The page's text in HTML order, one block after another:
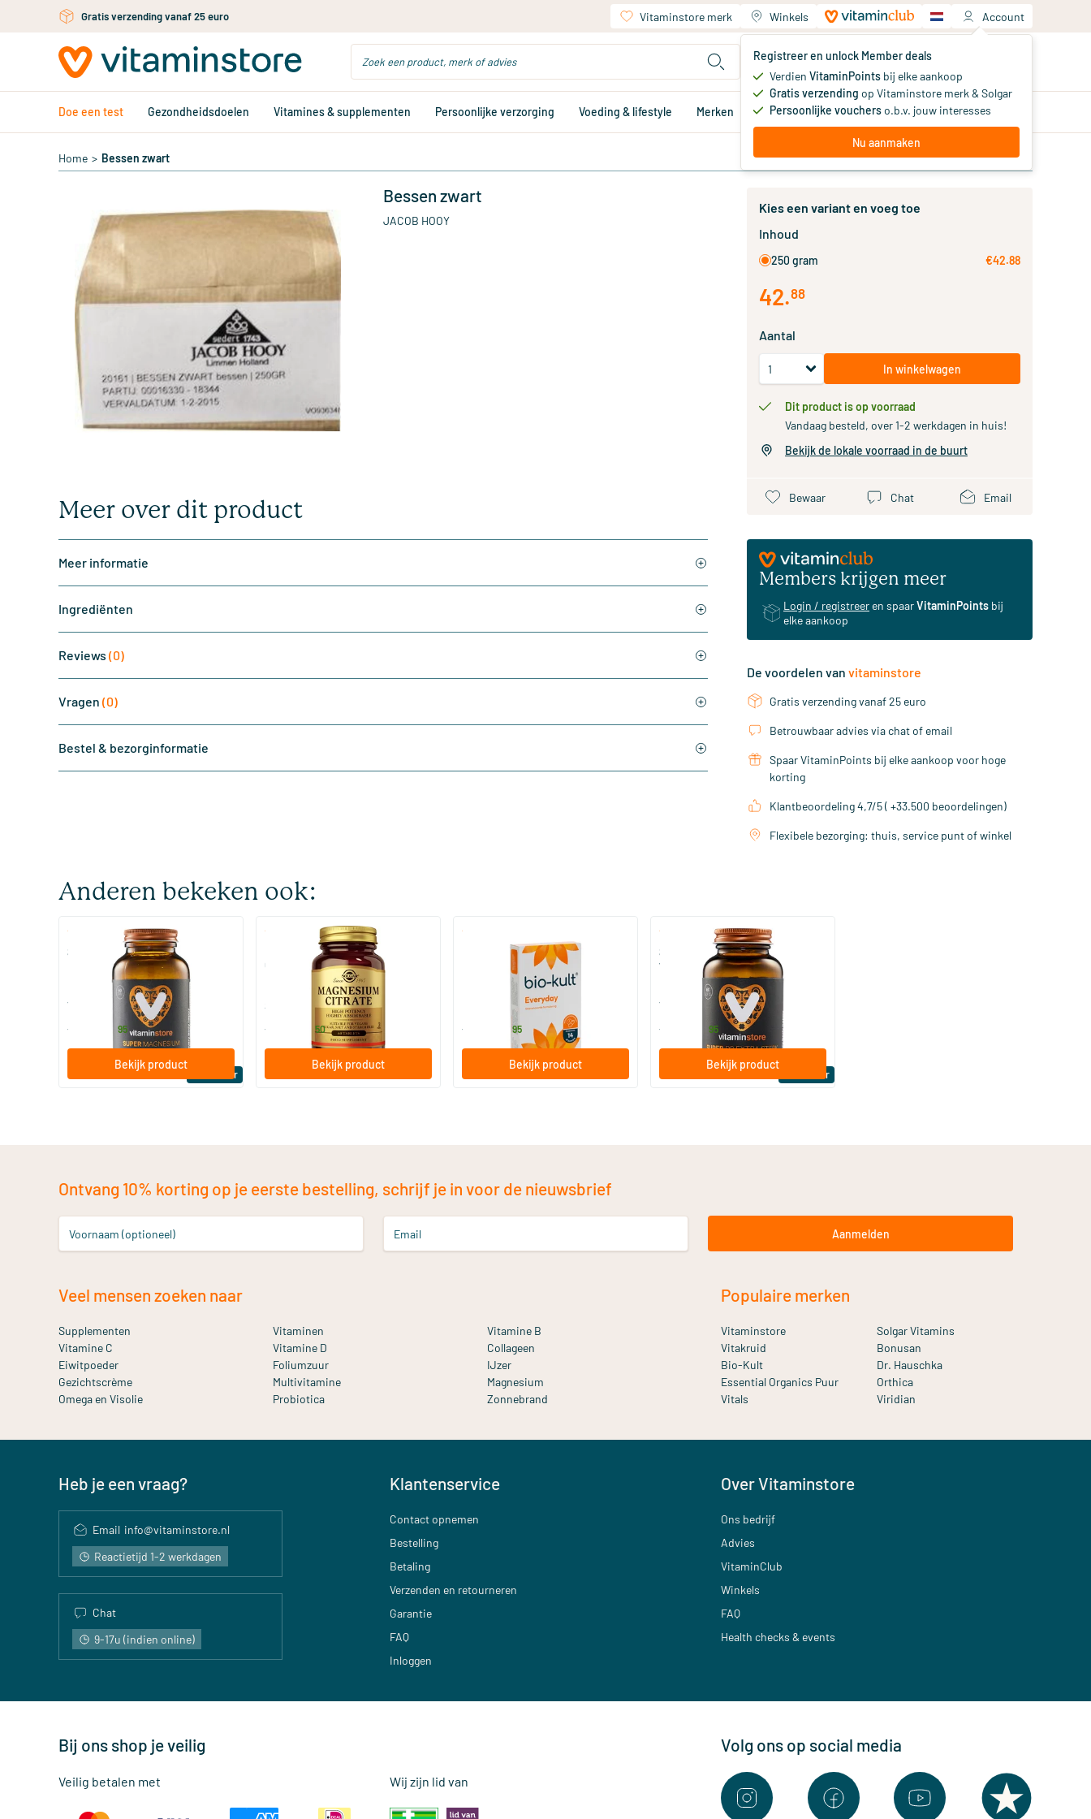
Ga naar de hoofdinhoudGratis verzending vanaf 25 euro Vitaminstore merk Winkels Account
Registreer en unlock Member deals
Verdien VitaminPoints bij elke aankoop
Gratis verzending op Vitaminstore merk & Solgar
Persoonlijke voucherso.b.v. jouw interesses
Nu aanmaken
Jouw winkelwagen
Je hebt nog geen producten
Doe een test Gezondheidsdoelen Vitamines & supplementen Persoonlijke verzorging Voeding & lifestyle Merken Aanbiedingen Memberdeals
Home > Bessen zwart
Bessen zwart
JACOB HOOY
Meer over dit product
Meer informatie
Ingrediënten
Reviews (0)
Vragen (0)
Bestel & bezorginformatie
Kies een variant en voeg toe
Inhoud
250 gram €42.88
42.88
Aantal
In winkelwagen
Dit product is op voorraad
Vandaag besteld, over 1-2 werkdagen in huis!
Bekijk de lokale voorraad in de buurt
Bewaar Chat Email
Members krijgen meer
Login / registreer en spaarVitaminPoints bij
elke aankoop
De voordelen van vitaminstore
Gratis verzending vanaf 25 euro
Betrouwbaar advies via chat of email
Spaar VitaminPoints bij elke aankoop voor hoge
korting
Klantbeoordeling 4,7/5 ( +33.500 beoordelingen)
Flexibele bezorging: thuis, service punt of winkel
Anderen bekeken ook:
Bestseller
(510)
Super Magnesium
60/​120 tabletten
Vitaminstore
vanaf 95
Bekijk product
(287)
Magnesium Citrate (Magnesium
Citraat)
60/​120 tabletten
Solgar Vitamins
vanaf 50
Bekijk product
Bio-Kult Probiotica
30/​60/​120 capsules
vanaf .95
Bekijk product
Bestseller
(158)
Super D3 Extra Sterk 75 mcg
vitamine D
60/​120 softgels
Vitaminstore
vanaf 95
Bekijk product
Ontvang 10% korting op je eerste bestelling, schrijf je in voor de nieuwsbrief
Voornaam (optioneel) Email Aanmelden
Veel mensen zoeken naar
Supplementen Vitaminen
Vitamine B
Vitamine C
Vitamine D
Collageen
Eiwitpoeder
Foliumzuur
IJzer
Gezichtscrème
Multivitamine
Magnesium
Omega en Visolie
Probiotica Zonnebrand
Populaire merken
Vitaminstore
Solgar Vitamins
Vitakruid
Bonusan
Bio-Kult
Dr. Hauschka
Essential Organics Puur
Orthica
Vitals
Viridian
Heb je een vraag?
Email info@vitaminstore.nl
Reactietijd 1-2 werkdagen
Chat
9-17u (indien online)
Klantenservice
Contact opnemen
Bestelling
Betaling
Verzenden en retourneren
Garantie
FAQ
Inloggen
Over Vitaminstore
Ons bedrijf
Advies
VitaminClub
Winkels
FAQ
Health checks & events
Bij ons shop je veilig
Veilig betalen met Wij zijn lid van
Volg ons op social media